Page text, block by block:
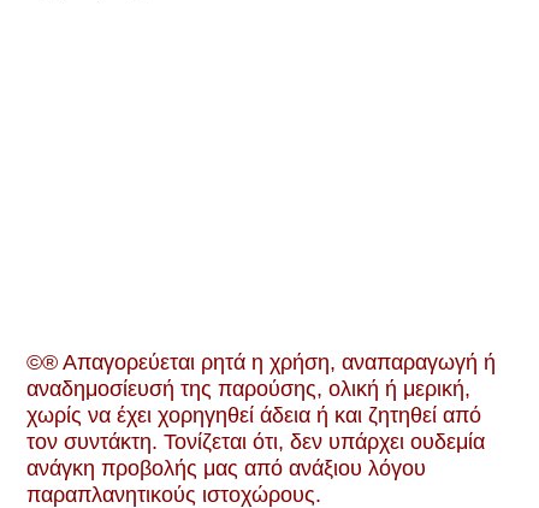
©® Απαγορεύεται ρητά η χρήση, αναπαραγωγή ή
αναδημοσίευσή της παρούσης, ολική ή μερική,
χωρίς να έχει χορηγηθεί άδεια ή και ζητηθεί από
τον συντάκτη. Τονίζεται ότι, δεν υπάρχει ουδεμία
ανάγκη προβολής μας από ανάξιoυ λόγου
παραπλανητικούς ιστοχώρους.